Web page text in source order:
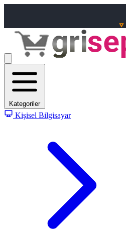
Kategoriler
Kişisel Bilgisayar